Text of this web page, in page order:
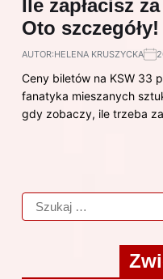
Ile zapłacisz
Oto szczegóły!
AUTOR:HELENA KRUSZYCKA
Ceny biletów na KSW 33
fanatyka mieszanych
gdy zobaczy, ile trzeba